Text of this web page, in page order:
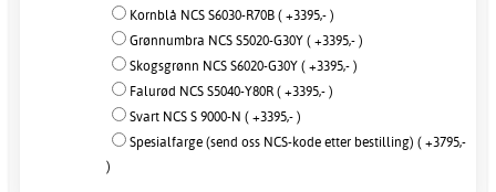
Kornblå NCS S6030-R70B ( +3395,- )
Grønnumbra NCS S5020-G30Y ( +3395,- )
Skogsgrønn NCS S6020-G30Y ( +3395,- )
Falurød NCS S5040-Y80R ( +3395,- )
Svart NCS S 9000-N ( +3395,- )
Spesialfarge (send oss NCS-kode etter bestilling) ( +3795,-
)